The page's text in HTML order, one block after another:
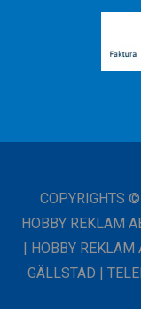
COPYRIGHTS
HOBBY REKLAM
| HOBBY
GÄLLSTAD |